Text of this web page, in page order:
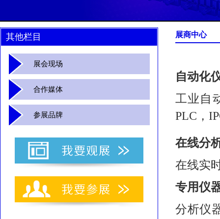
其他栏目
展会现场
合作媒体
参展品牌
展商中心
自动化
工业自
PLC，
在线分
在线实
专用仪
分析仪